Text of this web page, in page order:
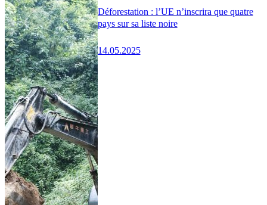
Déforestation : l’UE n’inscrira que quatre
pays sur sa liste noire
14.05.2025